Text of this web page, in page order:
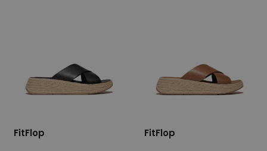
FitFlop FitFlop